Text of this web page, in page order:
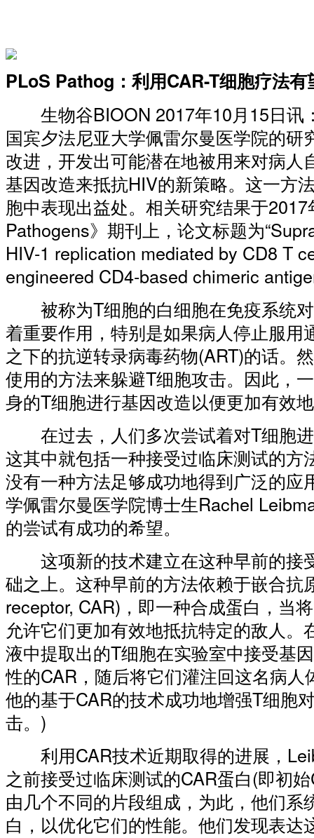
PLoS Pathog：利用CAR-T细胞疗法有
生物谷BIOON 2017年10月15日讯
国宾夕法尼亚大学佩雷尔曼医学院的研
改进，开发出可能潜在地被用来对病人
基因改造来抵抗HIV的新策略。这一方
胞中表现出益处。相关研究结果于
Pathogens》期刊上，论文标题为
HIV-1 replication mediated by CD8 T
engineered CD4-based chimeric
被称为T细胞的白细胞在免疫系统
着重要作用，特别是如果病人停止服用
之下的抗逆转录病毒药物(ART)的话。
使用的方法来躲避T细胞攻击。因此，
身的T细胞进行基因改造以便更加有效
在过去，人们多次尝试着对T细胞
这其中就包括一种接受过临床测试的方
没有一种方法足够成功地得到广泛的应
学佩雷尔曼医学院博士生Rachel
的尝试有成功的希望。
这项新的技术建立在这种早前的接
础之上。这种早前的方法依赖于嵌合抗
receptor, CAR)，即一种合成蛋白，当
允许它们更加有效地抵抗特定的敌人。
液中提取出的T细胞在实验室中接受基
性的CAR，随后将它们灌注回这名病
他的基于CAR的技术成功地增强T细胞
击。)
利用CAR技术近期取得的进展，
之前接受过临床测试的CAR蛋白(即初
由几个不同的片段组成，为此，他们系
白，以优化它们的性能。他们发现表达